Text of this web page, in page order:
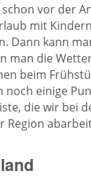
vor der
mit
Dann kann
man die
beim
noch einige
die wir bei
Region